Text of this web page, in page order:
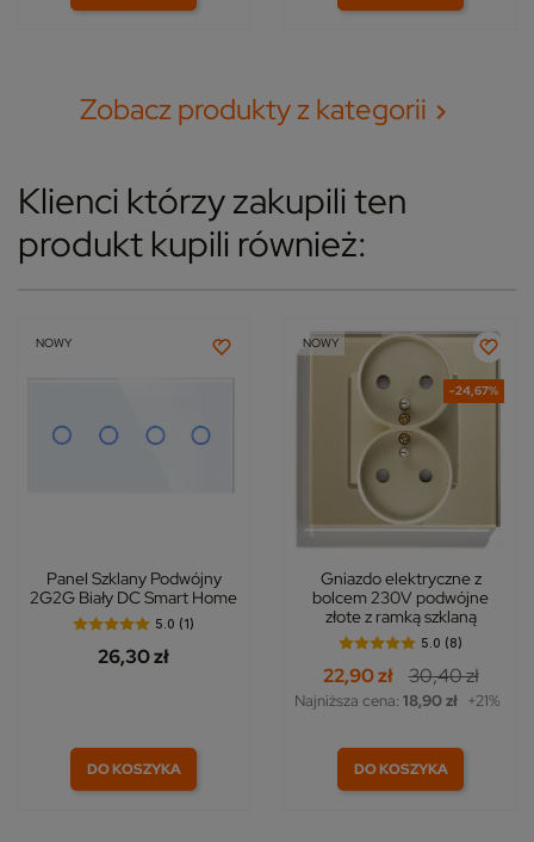
Zobacz produkty z kategorii 
Klienci którzy zakupili ten
produkt kupili również:
NOWY
Panel Szklany Podwójny
2G2G Biały DC Smart Home
5.0 (1)
26,30 zł
DO KOSZYKA
-24,67%
NOWY
Gniazdo elektryczne z
bolcem 230V podwójne
złote z ramką szklaną
5.0 (8)
22,90 zł 30,40 zł
Najniższa cena: 18,90 zł +21%
DO KOSZYKA